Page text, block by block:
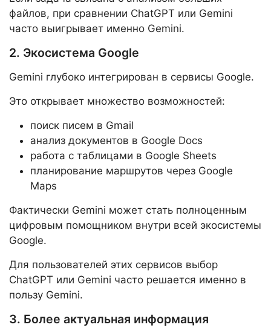
файлов, при сравнении ChatGPT или Gemini
часто выигрывает именно Gemini.
2. Экосистема Google
Gemini глубоко интегрирован в сервисы Google.
Это открывает множество возможностей:
поиск писем в Gmail
анализ документов в Google Docs
работа с таблицами в Google Sheets
планирование маршрутов через Google
Maps
Фактически Gemini может стать полноценным
цифровым помощником внутри всей экосистемы
Google.
Для пользователей этих сервисов выбор
ChatGPT или Gemini часто решается именно в
пользу Gemini.
3. Более актуальная информация